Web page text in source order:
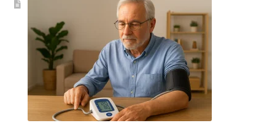
tlakomer
porovnanie:
M2,
M3,
M6
a
M7